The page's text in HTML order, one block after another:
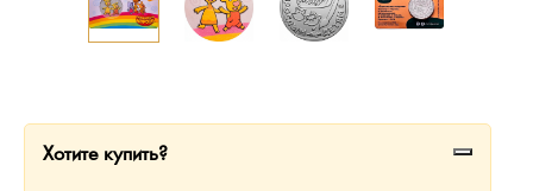
Русская нумизматика
Монеты и жетоны из недрагоценных металлов
Хотите купить?